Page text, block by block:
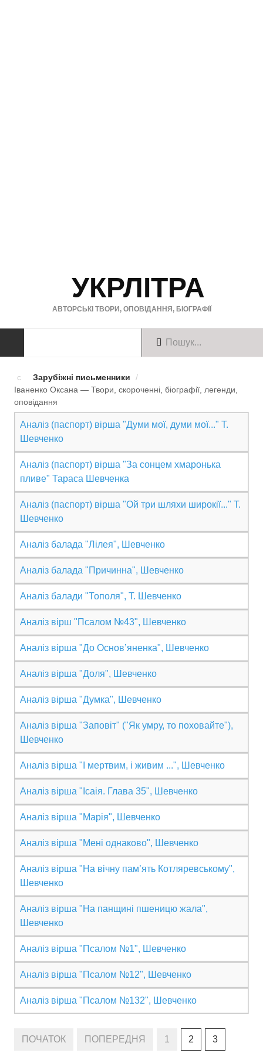
УКРЛІТРА
АВТОРСЬКІ ТВОРИ, ОПОВІДАННЯ, БІОГРАФІЇ
Твори українською
Твори англійською
БІОГРАФІЇ
Українські письменники
Зарубіжні письменники
АНАЛІЗ ТВОРІВ
Аналіз творів зарубіжних пісменників
Зарубіжні письменники
/
Іваненко Оксана — Твори, скороченні, біографії, легенди,
оповiдання
Аналіз (паспорт) вірша "Думи мої, думи мої..." Т.
Шевченко
Аналіз (паспорт) вірша "За сонцем хмаронька
пливе" Тараса Шевченка
Аналіз (паспорт) вірша "Ой три шляхи широкії..." Т.
Шевченко
Аналіз балада "Лілея", Шевченко
Аналіз балада "Причинна", Шевченко
Аналіз балади "Тополя", Т. Шевченко
Аналіз вірш "Псалом №43", Шевченко
Аналіз вірша "До Основ’яненка", Шевченко
Аналіз вірша "Доля", Шевченко
Аналіз вірша "Думка", Шевченко
Аналіз вірша "Заповіт" ("Як умру, то поховайте"),
Шевченко
Аналіз вірша "І мертвим, і живим ...", Шевченко
Аналіз вірша "Ісаія. Глава 35", Шевченко
Аналіз вірша "Марія", Шевченко
Аналіз вірша "Мені однаково", Шевченко
Аналіз вірша "На вічну пам’ять Котляревському",
Шевченко
Аналіз вірша "На панщині пшеницю жала",
Шевченко
Аналіз вірша "Псалом №1", Шевченко
Аналіз вірша "Псалом №12", Шевченко
Аналіз вірша "Псалом №132", Шевченко
ПОЧАТОК ПОПЕРЕДНЯ 1 2 3